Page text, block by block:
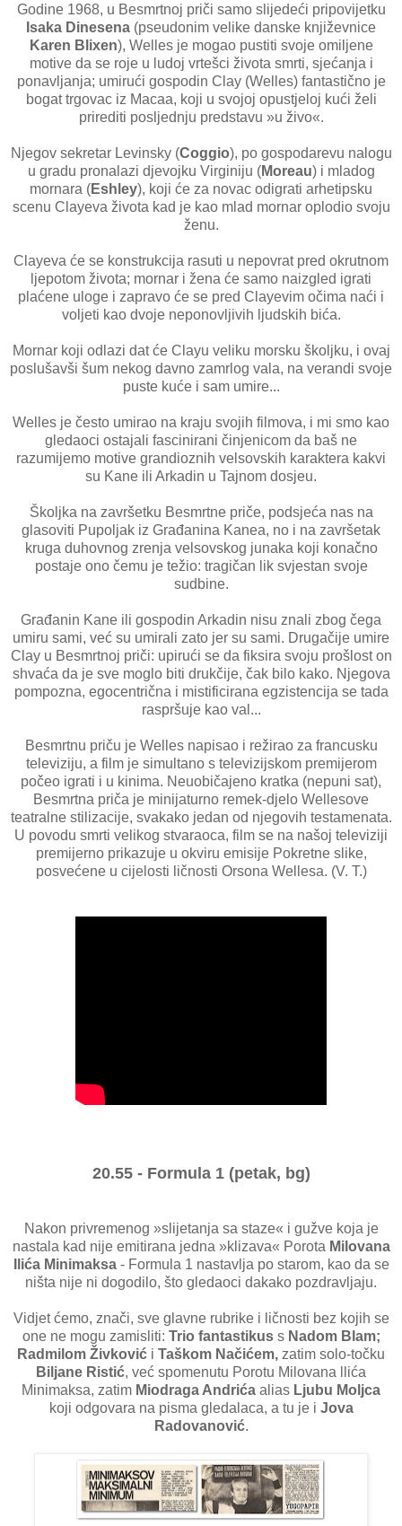
Godine 1968, u Besmrtnoj priči samo slijedeći pripovijetku
Isaka Dinesena (pseudonim velike danske književnice
Karen Blixen), Welles je mogao pustiti svoje omiljene
motive da se roje u ludoj vrtešci života smrti, sjećanja i
ponavljanja; umirući gospodin Clay (Welles) fantastično je
bogat trgovac iz Macaa, koji u svojoj opustjeloj kući želi
prirediti posljednju predstavu »u živo«.
Njegov sekretar Levinsky (Coggio), po gospodarevu nalogu
u gradu pronalazi djevojku Virginiju (Moreau) i mladog
mornara (Eshley), koji će za novac odigrati arhetipsku
scenu Clayeva života kad je kao mlad mornar oplodio svoju
ženu.
Clayeva će se konstrukcija rasuti u nepovrat pred okrutnom
ljepotom života; mornar i žena će samo naizgled igrati
plaćene uloge i zapravo će se pred Clayevim očima naći i
voljeti kao dvoje neponovljivih ljudskih bića.
Mornar koji odlazi dat će Clayu veliku morsku školjku, i ovaj
poslušavši šum nekog davno zamrlog vala, na verandi svoje
puste kuće i sam umire...
Welles je često umirao na kraju svojih filmova, i mi smo kao
gledaoci ostajali fascinirani činjenicom da baš ne
razumijemo motive grandioznih velsovskih karaktera kakvi
su Kane ili Arkadin u Tajnom dosjeu.
Školjka na završetku Besmrtne priče, podsjeća nas na
glasoviti Pupoljak iz Građanina Kanea, no i na završetak
kruga duhovnog zrenja velsovskog junaka koji konačno
postaje ono čemu je težio: tragičan lik svjestan svoje
sudbine.
Građanin Kane ili gospodin Arkadin nisu znali zbog čega
umiru sami, već su umirali zato jer su sami. Drugačije umire
Clay u Besmrtnoj priči: upirući se da fiksira svoju prošlost on
shvaća da je sve moglo biti drukčije, čak bilo kako. Njegova
pompozna, egocentrična i mistificirana egzistencija se tada
raspršuje kao val...
Besmrtnu priču je Welles napisao i režirao za francusku
televiziju, a film je simultano s televizijskom premijerom
počeo igrati i u kinima. Neuobičajeno kratka (nepuni sat),
Besmrtna priča je minijaturno remek-djelo Wellesove
teatralne stilizacije, svakako jedan od njegovih testamenata.
U povodu smrti velikog stvaraoca, film se na našoj televiziji
premijerno prikazuje u okviru emisije Pokretne slike,
posvećene u cijelosti ličnosti Orsona Wellesa. (V. T.)
20.55 - Formula 1 (petak, bg)
Nakon privremenog »slijetanja sa staze« i gužve koja je
nastala kad nije emitirana jedna »klizava« Porota Milovana
Ilića Minimaksa- Formula 1 nastavlja po starom, kao da se
ništa nije ni dogodilo, što gledaoci dakako pozdravljaju.
Vidjet ćemo, znači, sve glavne rubrike i ličnosti bez kojih se
one ne mogu zamisliti: Trio fantastikus sNadom Blam;
Radmilom Živković i Taškom Načićem, zatim solo-točku
Biljane Ristić, već spomenutu Porotu Milovana llića
Minimaksa, zatim Miodraga Andrića alias Ljubu Moljca
koji odgovara na pisma gledalaca, a tu je i Jova
Radovanović.